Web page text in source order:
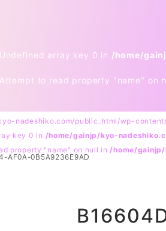
array key 0 in /home/
to read property "name" on
nadeshiko.com/public_html/wp-
key 0 in /home/gainjp/kyo-
property "name" on null in/home/
AF0A-0B5A9236E9AD